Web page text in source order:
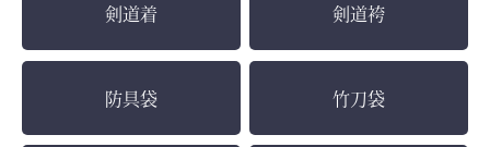
剣道着 剣道袴
防具袋 竹刀袋